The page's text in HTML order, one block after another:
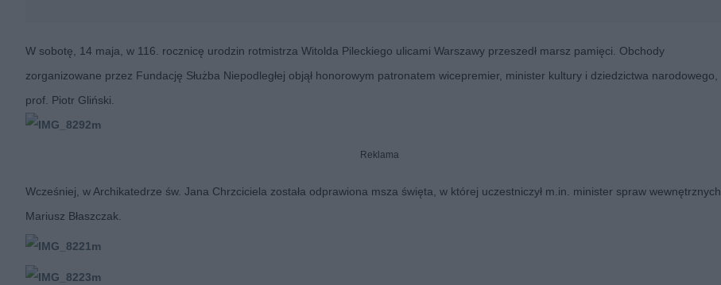
W sobotę, 14 maja, w 116. rocznicę urodzin rotmistrza Witolda Pileckiego ulicami Warszawy przeszedł marsz pamięci. Obchody
zorganizowane przez Fundację Służba Niepodległej objął honorowym patronatem wicepremier, minister kultury i dziedzictwa narodowego,
prof. Piotr Gliński.
Reklama
Wcześniej, w Archikatedrze św. Jana Chrzciciela została odprawiona msza święta, w której uczestniczył m.in. minister spraw wewnętrznych
Mariusz Błaszczak.